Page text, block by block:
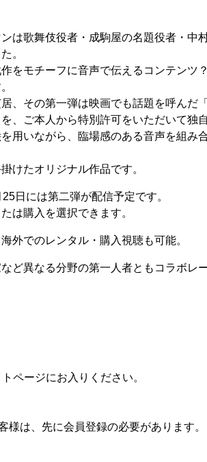
は歌舞伎役者・成駒屋の名題役者・中
。
をモチーフに音声で伝えるコンテンツ
、その第一弾は映画でも話題を呼んだ
、ご本人から特別許可をいただいて独
用いながら、臨場感のある音声を組み
けたオリジナル作品です。
日には第二弾が配信予定です。
は購入を選択できます。
外でのレンタル・購入視聴も可能。
ど異なる分野の第一人者ともコラボレ
ページにお入りください。
は、先に会員登録の必要があります。